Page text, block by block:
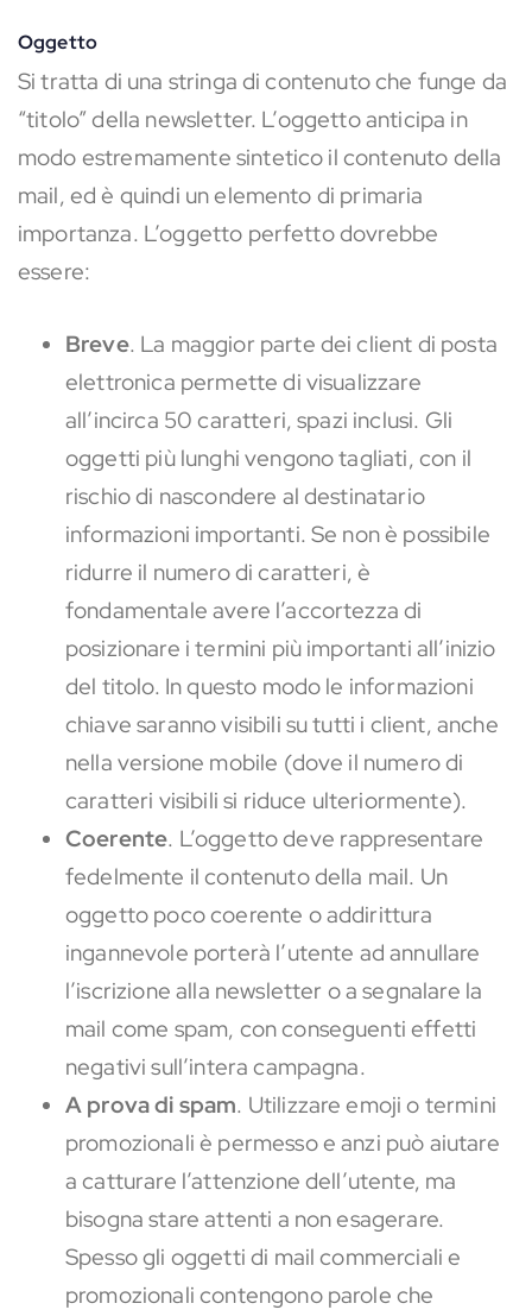
Oggetto
Si tratta di una stringa di contenuto che funge da
“titolo” della newsletter. L’oggetto anticipa in
modo estremamente sintetico il contenuto della
mail, ed è quindi un elemento di primaria
importanza. L’oggetto perfetto dovrebbe
essere:
Breve. La maggior parte dei client di posta
elettronica permette di visualizzare
all’incirca 50 caratteri, spazi inclusi. Gli
oggetti più lunghi vengono tagliati, con il
rischio di nascondere al destinatario
informazioni importanti. Se non è possibile
ridurre il numero di caratteri, è
fondamentale avere l’accortezza di
posizionare i termini più importanti all’inizio
del titolo. In questo modo le informazioni
chiave saranno visibili su tutti i client, anche
nella versione mobile (dove il numero di
caratteri visibili si riduce ulteriormente).
Coerente. L’oggetto deve rappresentare
fedelmente il contenuto della mail. Un
oggetto poco coerente o addirittura
ingannevole porterà l’utente ad annullare
l’iscrizione alla newsletter o a segnalare la
mail come spam, con conseguenti effetti
negativi sull’intera campagna.
A prova di spam. Utilizzare emoji o termini
promozionali è permesso e anzi può aiutare
a catturare l’attenzione dell’utente, ma
bisogna stare attenti a non esagerare.
Spesso gli oggetti di mail commerciali e
promozionali contengono parole che